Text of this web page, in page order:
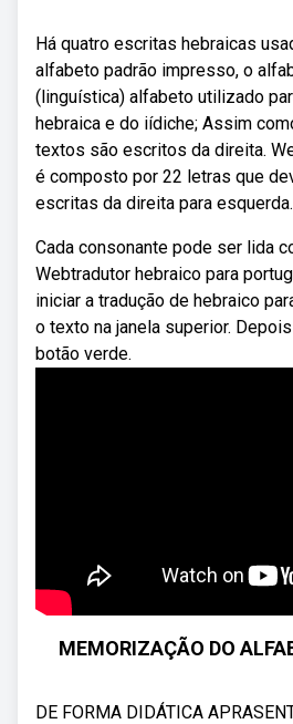
Há quatro escritas hebraicas
alfabeto padrão impresso, o
(linguística) alfabeto utilizado
hebraica e do iídiche; Assim
textos são escritos da direita.
é composto por 22 letras que
escritas da direita para esquerda.
Cada consonante pode ser lida
Webtradutor hebraico para
iniciar a tradução de hebraico
o texto na janela superior.
botão verde.
MEMORIZAÇÃO DO
DE FORMA DIDÁTICA